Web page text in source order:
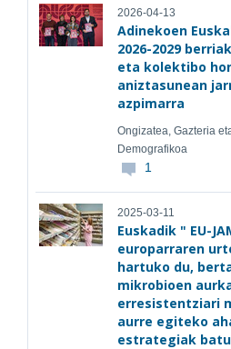
2026-04-13
Adinekoen
2026-2029
eta kolektibo
aniztasunean
azpimarra
Ongizatea, Gazteria
Demografikoa
1
2025-03-11
Euskadik " EU-
europarraren
hartuko du,
mikrobioen
erresistentziari
aurre egiteko
estrategiak